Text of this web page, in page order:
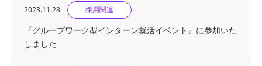
2023.11.28 採用関連
『グループワーク型インターン就活イベント』に参加いた
しました